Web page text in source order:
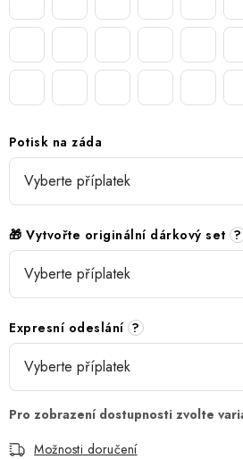
Potisk na záda
🎁 Vytvořte originální dárkový set ?
Expresní odeslání ?
Možnosti doručení